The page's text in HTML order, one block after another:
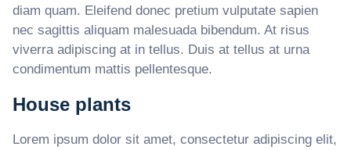
diam quam. Eleifend donec pretium vulputate sapien
nec sagittis aliquam malesuada bibendum. At risus
viverra adipiscing at in tellus. Duis at tellus at urna
condimentum mattis pellentesque.
House plants
Lorem ipsum dolor sit amet, consectetur adipiscing elit,